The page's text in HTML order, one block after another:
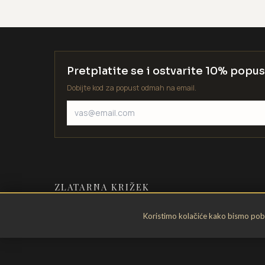
Koristimo kolačiće kako bismo
Pretplatite se i ostvarite 10%
Dobijte kod za popust odmah na email.
ZLATARNA KRIŽEK